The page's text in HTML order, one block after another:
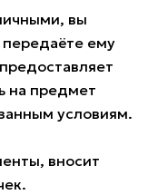
вы
ему
на предмет
условиям.
вносит